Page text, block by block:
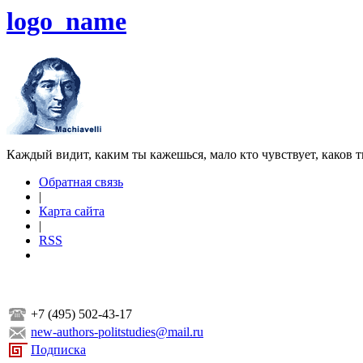
logo_name
Каждый видит, каким ты кажешься, мало кто чувствует, каков
Обратная связь
|
Карта сайта
|
RSS
+7 (495) 502-43-17
new-authors-politstudies@mail.ru
Подписка